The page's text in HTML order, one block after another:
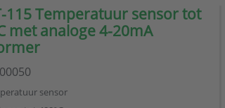
115 Temperatuur sensor tot
met analoge 4-20mA
sensor